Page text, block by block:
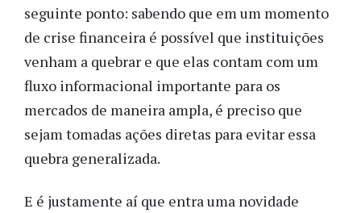
seguinte ponto: sabendo que em um momento
de crise financeira é possível que instituições
venham a quebrar e que elas contam com um
fluxo informacional importante para os
mercados de maneira ampla, é preciso que
sejam tomadas ações diretas para evitar essa
quebra generalizada.
E é justamente aí que entra uma novidade